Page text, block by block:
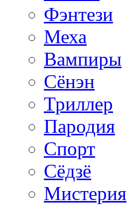
Фэнтези
Меха
Вампиры
Сёнэн
Триллер
Пародия
Спорт
Сёдзё
Мистерия